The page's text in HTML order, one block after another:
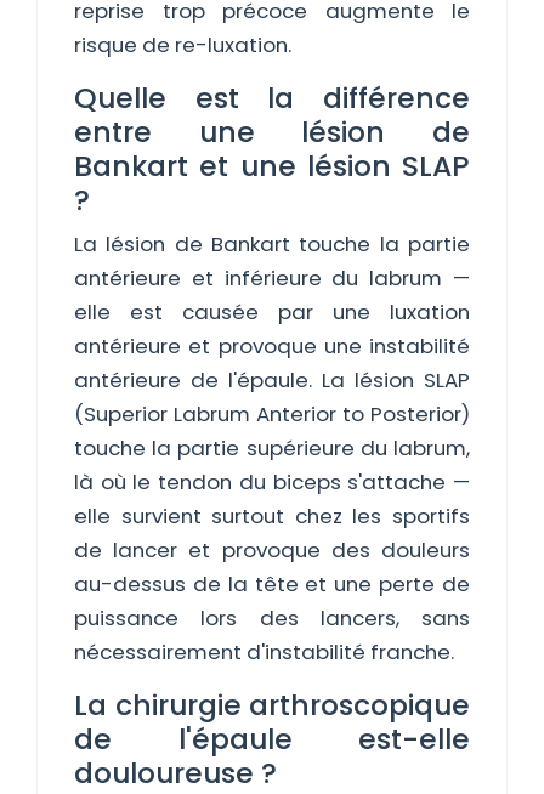
reprise trop précoce augmente le
risque de re-luxation.
Quelle est la différence
entre une lésion de
Bankart et une lésion SLAP
?
La lésion de Bankart touche la partie
antérieure et inférieure du labrum —
elle est causée par une luxation
antérieure et provoque une instabilité
antérieure de l'épaule. La lésion SLAP
(Superior Labrum Anterior to Posterior)
touche la partie supérieure du labrum,
là où le tendon du biceps s'attache —
elle survient surtout chez les sportifs
de lancer et provoque des douleurs
au-dessus de la tête et une perte de
puissance lors des lancers, sans
nécessairement d'instabilité franche.
La chirurgie arthroscopique
de l'épaule est-elle
douloureuse ?